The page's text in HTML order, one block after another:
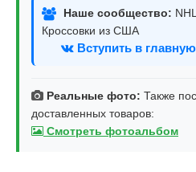
Наше сообщество:
Кроссовки из США
Вступить в
Реальные фото: Также
доставленных товаров:
Смотреть фотоальбом